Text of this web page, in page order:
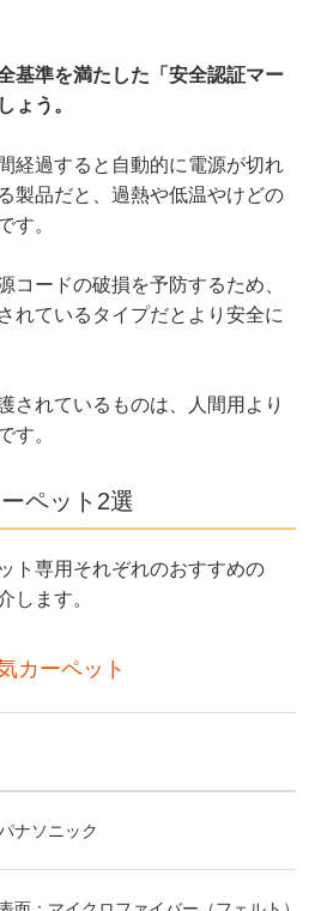
基準を満たした「安全認証マー
ょう。
経過すると自動的に電源が切れ
製品だと、過熱や低温やけどの
す。
コードの破損を予防するため、
れているタイプだとより安全に
されているものは、人間用より
す。
ペット2選
ト専用それぞれのおすすめの
します。
カーペット
C
ナソニック